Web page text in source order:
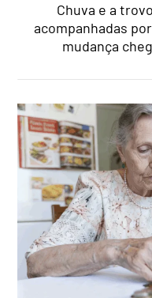
Chuva e a
acompanhadas
mudança